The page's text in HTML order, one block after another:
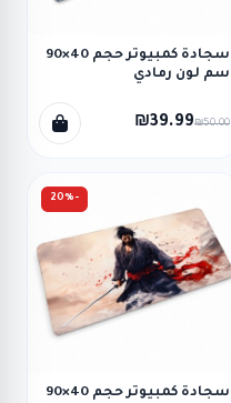
سجادة كمبيوتر حجم 40×90
سم لون رمادي
₪39.99₪50.00
-20%
سجادة كمبيوتر حجم 40×90